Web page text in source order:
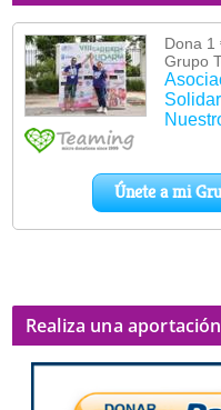
Realiza una aportación